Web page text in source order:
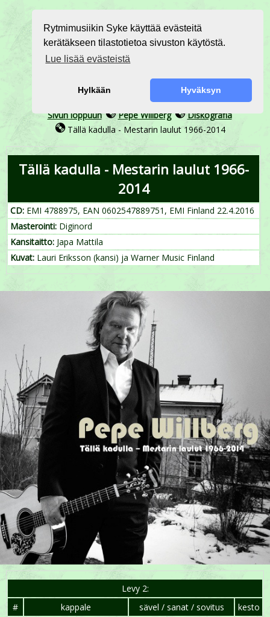
Rytmimusiikin Syke käyttää evästeitä
kerätäkseen tilastotietoa sivuston käytöstä.
Lue lisää evästeistä
Hylkään Hyväksyn
Sivun loppuun Pepe Willberg
Diskografia
Tällä kadulla - Mestarin laulut 1966-2014
Tällä kadulla - Mestarin laulut 1966-
2014
CD: EMI ‎4788975, EAN 0602547889751, EMI Finland 22.4.2016
Masterointi: Diginord
Kansitaitto: Japa Mattila
Kuvat: Lauri Eriksson (kansi) ja Warner Music Finland
Levy 2:
#
kappale sävel / sanat / sovitus kesto